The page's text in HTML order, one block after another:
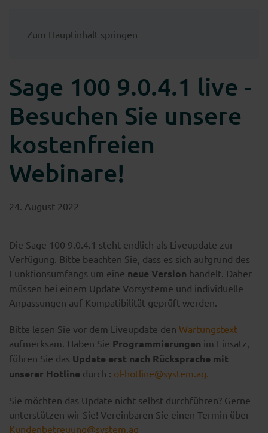
Zum Hauptinhalt springen
Sage 100 9.0.4.1 live -
Besuchen Sie unsere
kostenfreien
Webinare!
24. August 2022
Die Sage 100 9.0.4.1 steht endlich als Liveupdate zur
Verfügung. Bitte beachten Sie, dass es sich aufgrund des
Funktionsumfangs um eine neue Version handelt. Daher
müssen bei einem Update Vorsysteme und individuelle
Anpassungen auf Kompatibilität geprüft werden.
Bitte lesen Sie vor dem Liveupdate den Wartungstext
aufmerksam. Haben Sie Programmierungen im Einsatz,
führen Sie das Update erst nach Rücksprache mit
unserer Hotline durch : ol-hotline@system.ag.
Sie möchten das Update nicht selbst durchführen? Gerne
unterstützen wir Sie! Vereinbaren Sie einen Termin über
Kundenbetreuung@system.ag